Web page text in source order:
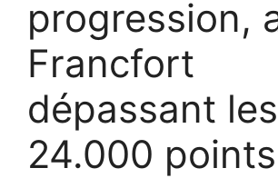
progression,
Francfort
dépassant les
24.000 points